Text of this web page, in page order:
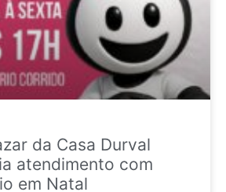
da Casa Durval
atendimento com
em Natal